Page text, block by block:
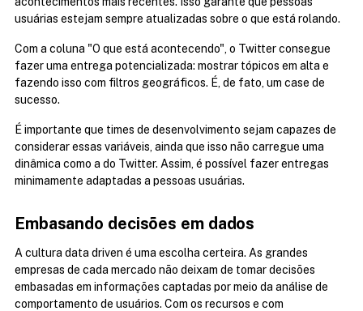
usuárias estejam sempre atualizadas sobre o que está rolando.
Com a coluna "O que está acontecendo", o Twitter consegue
fazer uma entrega potencializada: mostrar tópicos em alta e
fazendo isso com filtros geográficos. É, de fato, um case de
sucesso.
É importante que times de desenvolvimento sejam capazes de
considerar essas variáveis, ainda que isso não carregue uma
dinâmica como a do Twitter. Assim, é possível fazer entregas
minimamente adaptadas a pessoas usuárias.
Embasando decisões em dados
A cultura data driven é uma escolha certeira. As grandes
empresas de cada mercado não deixam de tomar decisões
embasadas em informações captadas por meio da análise de
comportamento de usuários. Com os recursos e com